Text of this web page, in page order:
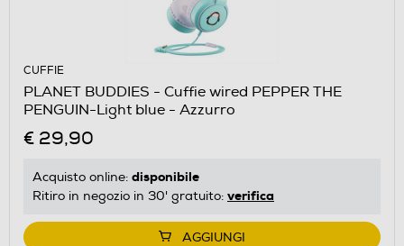
CUFFIE
PLANET BUDDIES - Cuffie wired PEPPER THE
PENGUIN-Light blue - Azzurro
€ 29,90
Acquisto online: disponibile
Ritiro in negozio in 30' gratuito: verifica
AGGIUNGI